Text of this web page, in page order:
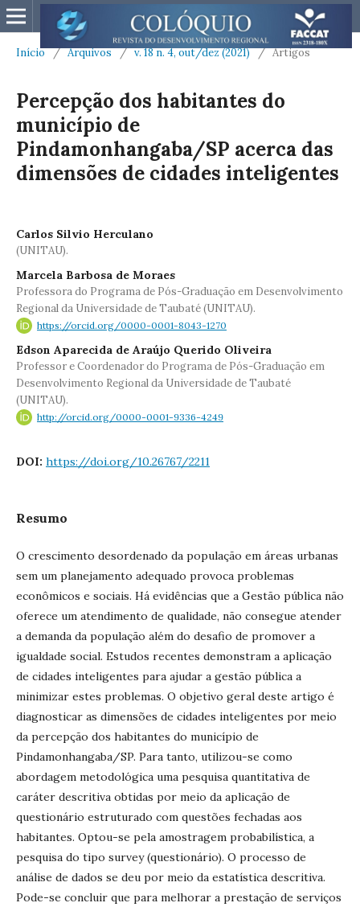
Início / Arquivos / v. 18 n. 4, out/dez (2021) / Artigos
Percepção dos habitantes do
município de
Pindamonhangaba/SP acerca das
dimensões de cidades inteligentes
Carlos Silvio Herculano
(UNITAU).
Marcela Barbosa de Moraes
Professora do Programa de Pós-Graduação em Desenvolvimento
Regional da Universidade de Taubaté (UNITAU).
https://orcid.org/0000-0001-8043-1270
Edson Aparecida de Araújo Querido Oliveira
Professor e Coordenador do Programa de Pós-Graduação em
Desenvolvimento Regional da Universidade de Taubaté
(UNITAU).
http://orcid.org/0000-0001-9336-4249
DOI: https://doi.org/10.26767/2211
Resumo
O crescimento desordenado da população em áreas urbanas
sem um planejamento adequado provoca problemas
econômicos e sociais. Há evidências que a Gestão pública não
oferece um atendimento de qualidade, não consegue atender
a demanda da população além do desafio de promover a
igualdade social. Estudos recentes demonstram a aplicação
de cidades inteligentes para ajudar a gestão pública a
minimizar estes problemas. O objetivo geral deste artigo é
diagnosticar as dimensões de cidades inteligentes por meio
da percepção dos habitantes do município de
Pindamonhangaba/SP. Para tanto, utilizou-se como
abordagem metodológica uma pesquisa quantitativa de
caráter descritiva obtidas por meio da aplicação de
questionário estruturado com questões fechadas aos
habitantes. Optou-se pela amostragem probabilística, a
pesquisa do tipo survey (questionário). O processo de
análise de dados se deu por meio da estatística descritiva.
Pode-se concluir que para melhorar a prestação de serviços